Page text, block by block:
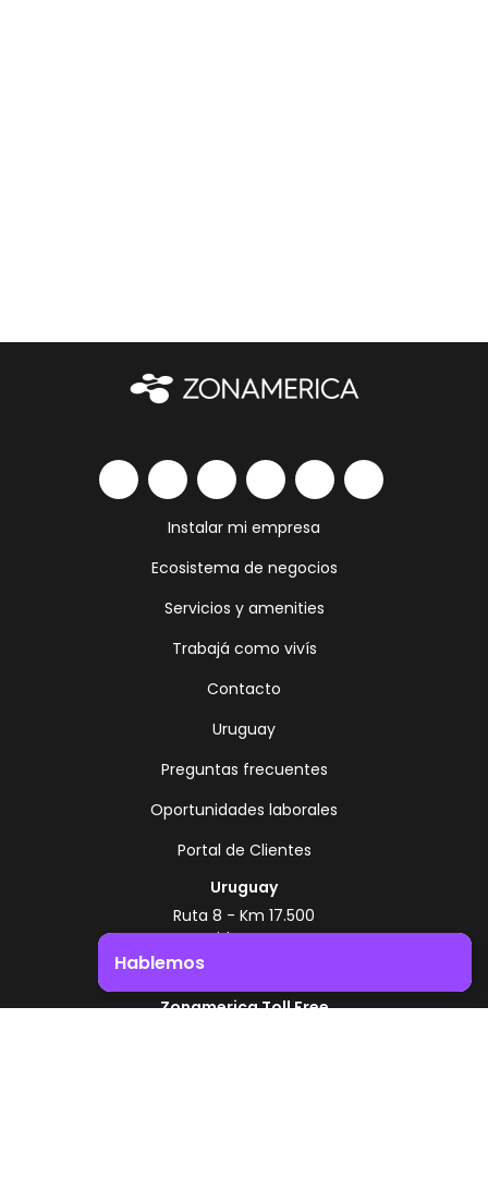
Instalar mi empresa
Ecosistema de negocios
Servicios y amenities
Trabajá como vivís
Contacto
Uruguay
Preguntas frecuentes
Oportunidades laborales
Portal de Clientes
Uruguay
Ruta 8 - Km 17.500
Montevideo - Uruguay
+598 2518 2000
Zonamerica Toll Free
Hablemos
Impulsá el crecimiento de tu negocio. ¡Contactanos!